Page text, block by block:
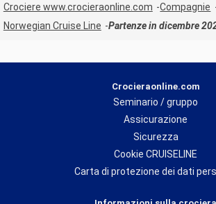
Crociere www.crocieraonline.com
Compagnie
Norwegian Cruise Line
Partenze in dicembre
Crocieraonline.com
Seminario / gruppo
Assicurazione
Sicurezza
Cookie CRUISELINE
Carta di protezione dei dati